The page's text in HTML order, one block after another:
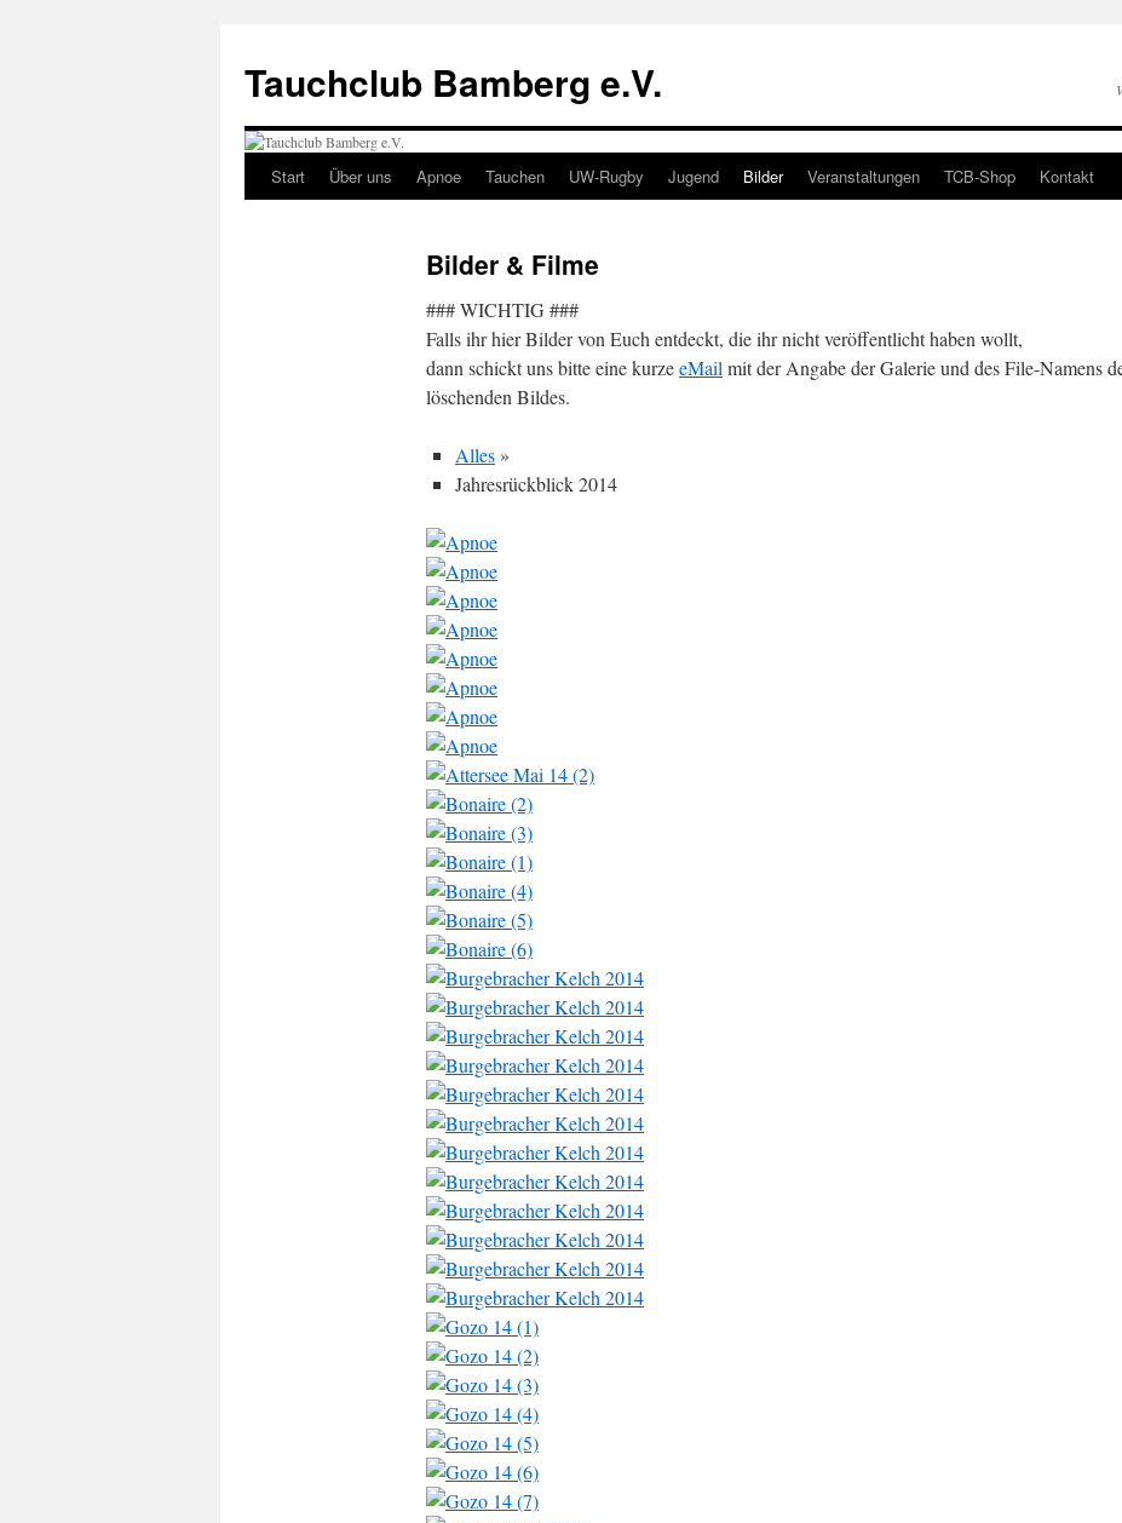
Tauchclub Bamberg e.V.
Start Über uns Apnoe Tauchen UW-Rugby Jugend Bilder Veranstaltungen TCB-Shop Kontakt
Bilder & Filme
### WICHTIG ###
Falls ihr hier Bilder von Euch entdeckt, die ihr nicht veröffentlicht haben wollt,
dann schickt uns bitte eine kurzeeMail mit der Angabe der Galerie und des File-Namens
löschenden Bildes.
Alles »
Jahresrückblick 2014